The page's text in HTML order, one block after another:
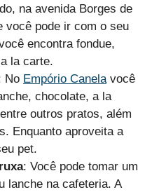
na avenida Borges de
você pode ir com o seu
encontra fondue,
la carte.
No Empório Canelavocê
chocolate, a la
outros pratos, além
Enquanto aproveita a
pet.
: Você pode tomar um
lanche na cafeteria. A